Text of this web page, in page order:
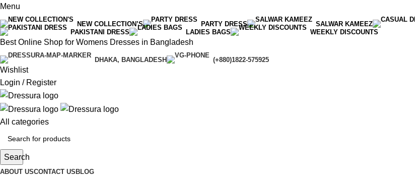
Menu
NEW COLLECTION’S PARTY DRESS SALWAR KAMEEZ
PAKISTANI DRESS
LADIES BAGS WEEKLY DISCOUNTS
Best Online Shop for Womens Dresses in Bangladesh
DHAKA, BANGLADESH (+880)1822-575925
Wishlist
Login / Register
All categories
Search
ABOUT USCONTACT USBLOG